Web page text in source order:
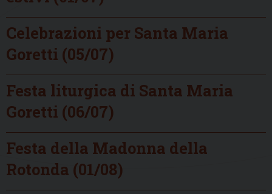
Celebrazioni per Santa Maria
Goretti (05/07)
Festa liturgica di Santa Maria
Goretti (06/07)
Festa della Madonna della
Rotonda (01/08)